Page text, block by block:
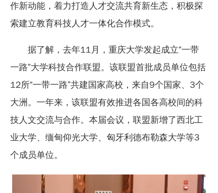
作新动能，着力打造人才交流共育新生态，积极探
索建立教育科技人才一体化合作模式。
据了解，去年11月，重庆大学发起成立“一带
一路”大学科技合作联盟。该联盟首批成员单位包括
12所“一带一路”共建国家高校，来自9个国家、3个
大洲。一年来，该联盟有效推进各国各高校间的科
技人文交流与合作。本届会议，联盟新增了西北工
业大学、缅甸仰光大学、匈牙利德布勒森大学等3
个成员单位。